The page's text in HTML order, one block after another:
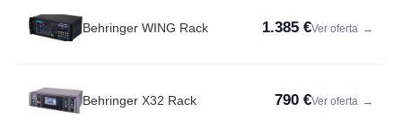
Behringer WING Rack 1.385 €Ver oferta →
Behringer X32 Rack 790 €Ver oferta →